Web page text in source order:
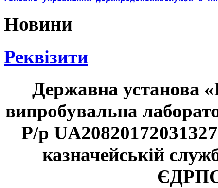
Новини
Реквізити
Державна установа
випробувальна
Р/р
казначейській